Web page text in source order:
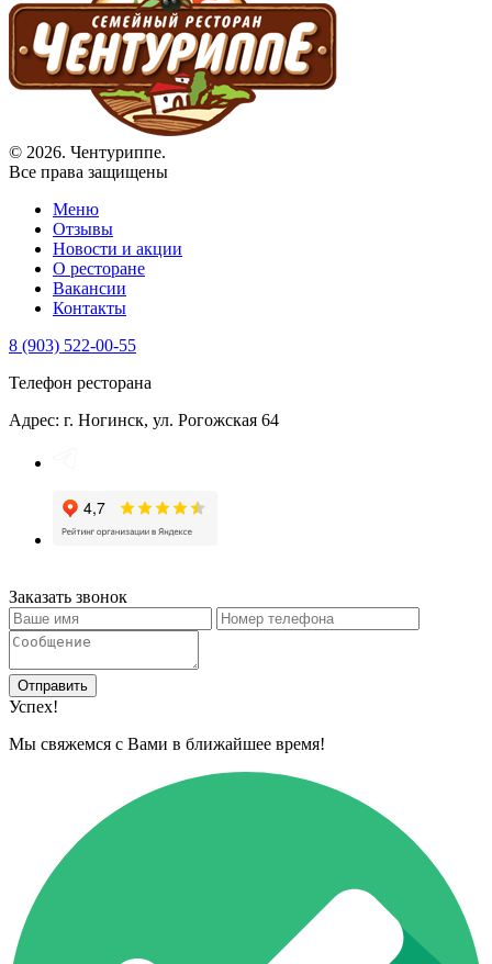
© 2026. Чентуриппе.
Все права защищены
Меню
Отзывы
Новости и акции
О ресторане
Вакансии
Контакты
8 (903) 522-00-55
Телефон ресторана
Адрес: г. Ногинск, ул. Рогожская 64
Заказать звонок
Отправить
Успех!
Мы свяжемся с Вами в ближайшее время!